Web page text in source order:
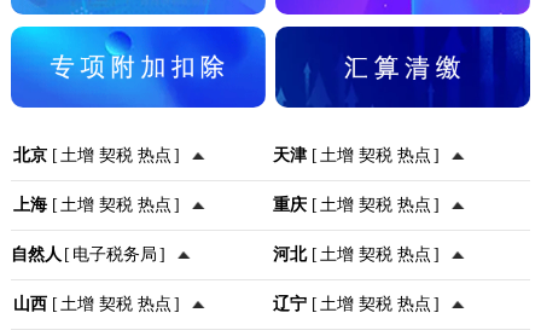
北京 [ 土增 契税 热点 ] 天津 [ 土增 契税 热点 ]
上海 [ 土增 契税 热点 ] 重庆 [ 土增 契税 热点 ]
自然人 [ 电子税务局 ] 河北 [ 土增 契税 热点 ]
山西 [ 土增 契税 热点 ] 辽宁 [ 土增 契税 热点 ]